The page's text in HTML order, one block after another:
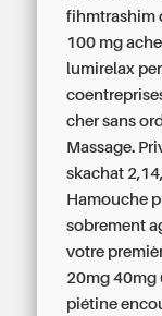
fihmtrashim
100 mg
lumirelax
cher sans
Massage.
skachat
Hamouche
sobrement
votre
20mg 40mg
piétine